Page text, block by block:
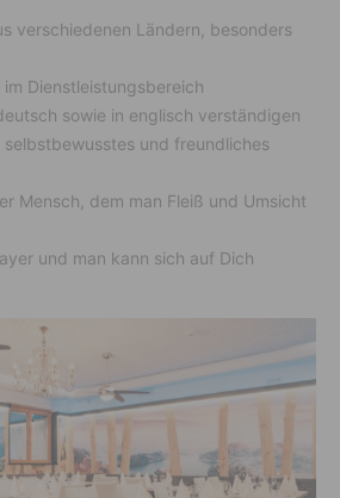
verschiedenen Ländern, besonders
Dienstleistungsbereich
sowie in englisch verständigen
und freundliches
Mensch, dem man Fleiß und Umsicht
und man kann sich auf Dich